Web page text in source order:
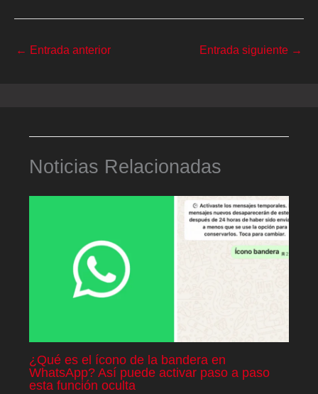
← Entrada anterior Entrada siguiente →
Noticias Relacionadas
¿Qué es el ícono de la bandera en
WhatsApp? Así puede activar paso a paso
esta función oculta